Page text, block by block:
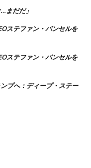
まだだ」
ステファン・バンセルを
ステファン・バンセルを
プへ：ディープ・ステー